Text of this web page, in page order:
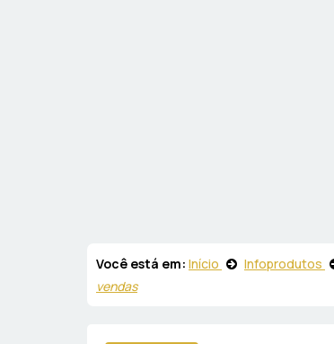
Você está em: Início Infoprodutos
vendas